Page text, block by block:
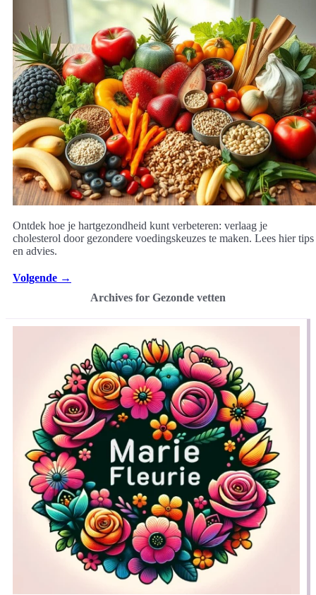
Ontdek hoe je hartgezondheid kunt verbeteren: verlaag je
cholesterol door gezondere voedingskeuzes te maken. Lees hier tips
en advies.
Volgende →
Archives for Gezonde vetten